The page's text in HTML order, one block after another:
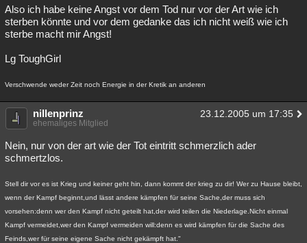
Also ich habe keine Angst vor dem Tod nur vor der Art wie ich
sterben könnte und vor dem gedanke das ich nicht weiß wie ich
sterbe macht mir Angst!
Lg ToughGirl
Verschwende weder Zeit noch Energie in der Kretik an anderen
nillenprinz 23.12.2005 um 17:35
ehemaliges Mitglied
Nein, nur von der art wie der Tot eintritt schmerzlich ader
schmertzlos.
Stell dir vor es ist Krieg und keiner geht hin, dann kommt der krieg zu dir! Wer zu Hause bleibt,
wenn der Kampf beginnt,und lässt andere kämpfen für seine Sache,der muss sich
vorsehen:denn wer den Kampf nicht geteilt hat,der wird teilen die Niederlage.Nicht einmal
Kampf vermeidet,wer den Kampf vermeiden will:denn es wird kämpfen für die Sache des
Feinds,wer für seine eigene Sache nicht gekämpft hat."